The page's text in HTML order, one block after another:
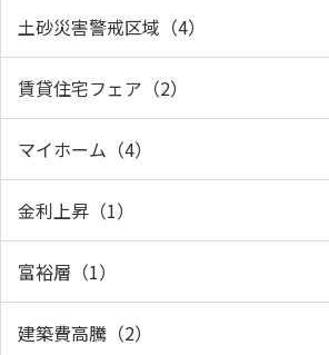
土砂災害警戒区域（4）
賃貸住宅フェア（2）
マイホーム（4）
金利上昇（1）
富裕層（1）
建築費高騰（2）